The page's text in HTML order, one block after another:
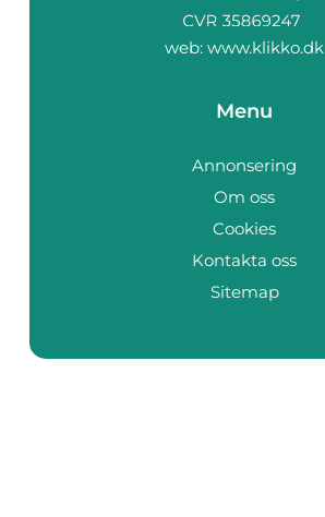
web: www.klikko.dk
Menu
Annonsering
Om oss
Cookies
Kontakta oss
Sitemap